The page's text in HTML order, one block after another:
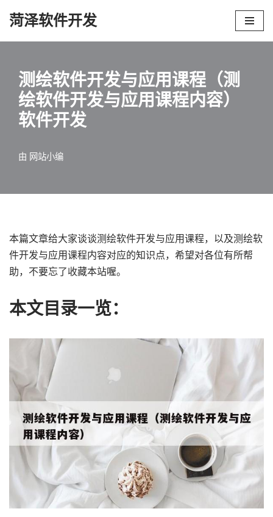
菏泽软件开发
测绘软件开发与应用课程（测
绘软件开发与应用课程内容）
软件开发
由 网站小编
本篇文章给大家谈谈测绘软件开发与应用课程，以及测绘软
件开发与应用课程内容对应的知识点，希望对各位有所帮
助，不要忘了收藏本站喔。
本文目录一览：